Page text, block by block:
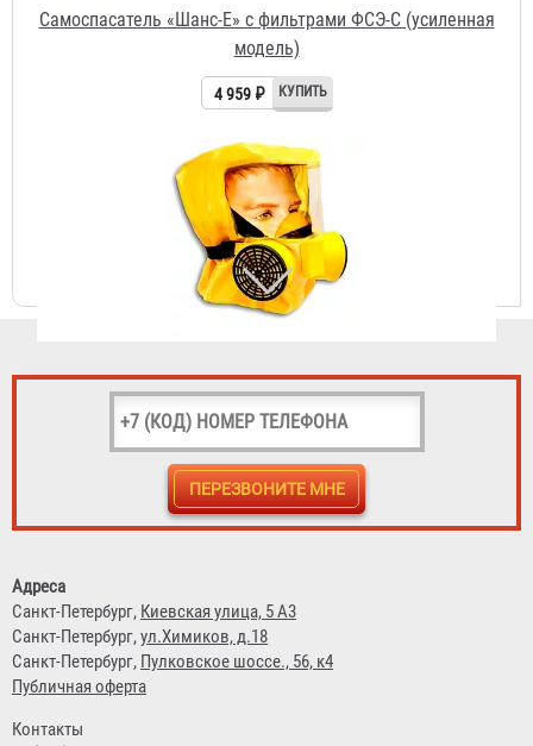
Самоспасатель "Шанс-Е" с полумаской
3 933 ₽
Самоспасатель "Шанс-Е" с четвертьмаской
Адреса
Санкт-Петербург, Киевская улица, 5 А3
Санкт-Петербург,ул.Химиков, д.18
Санкт-Петербург, Пулковское шоссе., 56, к4
Публичная оферта
Контакты